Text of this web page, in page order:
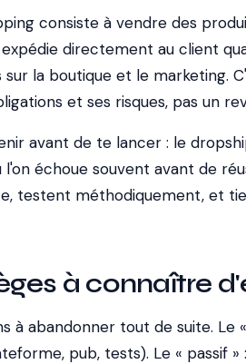
consiste à vendre des
directement au client
la boutique et le marketing.
et ses risques, pas un
avant de te lancer : le
échoue souvent avant de
testent méthodiquement, et
à connaître
à abandonner tout de suite.
pub, tests). Le « passif